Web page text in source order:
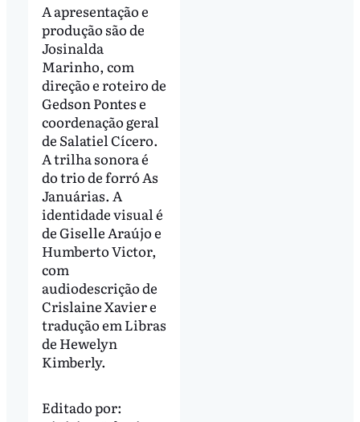
A apresentação e
produção são de
Josinalda
Marinho, com
direção e roteiro de
Gedson Pontes e
coordenação geral
de Salatiel Cícero.
A trilha sonora é
do trio de forró As
Januárias. A
identidade visual é
de Giselle Araújo e
Humberto Victor,
com
audiodescrição de
Crislaine Xavier e
tradução em Libras
de Hewelyn
Kimberly.
Editado por: